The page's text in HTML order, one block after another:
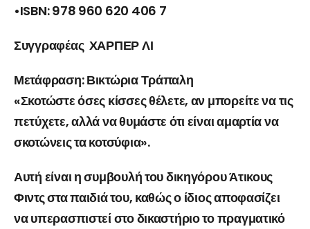
•ISBN: 978 960 620 406 7
Συγγραφέας ΧΑΡΠΕΡ ΛΙ
Μετάφραση: Βικτώρια Τράπαλη
«Σκοτώστε όσες κίσσες θέλετε, αν μπορείτε να τις
πετύχετε, αλλά να θυμάστε ότι είναι αμαρτία να
σκοτώνεις τα κοτσύφια».
Αυτή είναι η συμβουλή του δικηγόρου Άτικους
Φιντς στα παιδιά του, καθώς ο ίδιος αποφασίζει
να υπερασπιστεί στο δικαστήριο το πραγματικό